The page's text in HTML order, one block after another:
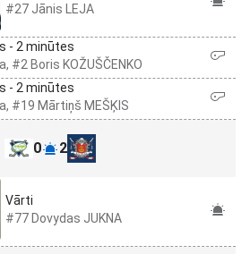
#27 Jānis LEJA
- 2 minūtes
#2 Boris KOŽUŠČENKO
- 2 minūtes
#19 Mārtiņš MEŠĶIS
0 2
Vārti
#77 Dovydas JUKNA